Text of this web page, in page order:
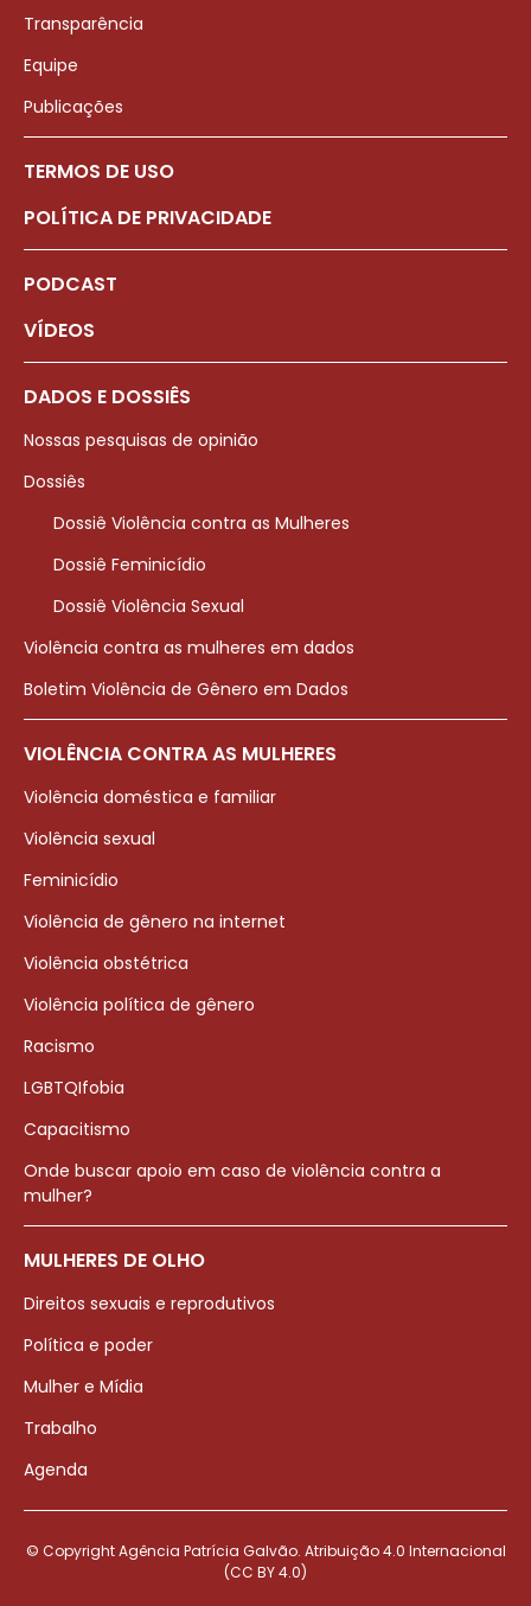
Transparência
Equipe
Publicações
TERMOS DE USO
POLÍTICA DE PRIVACIDADE
PODCAST
VÍDEOS
DADOS E DOSSIÊS
Nossas pesquisas de opinião
Dossiês
Dossiê Violência contra as Mulheres
Dossiê Feminicídio
Dossiê Violência Sexual
Violência contra as mulheres em dados
Boletim Violência de Gênero em Dados
VIOLÊNCIA CONTRA AS MULHERES
Violência doméstica e familiar
Violência sexual
Feminicídio
Violência de gênero na internet
Violência obstétrica
Violência política de gênero
Racismo
LGBTQIfobia
Capacitismo
Onde buscar apoio em caso de violência contra a
mulher?
MULHERES DE OLHO
Direitos sexuais e reprodutivos
Política e poder
Mulher e Mídia
Trabalho
Agenda
© Copyright Agência Patrícia Galvão. Atribuição 4.0 Internacional
(CC BY 4.0)